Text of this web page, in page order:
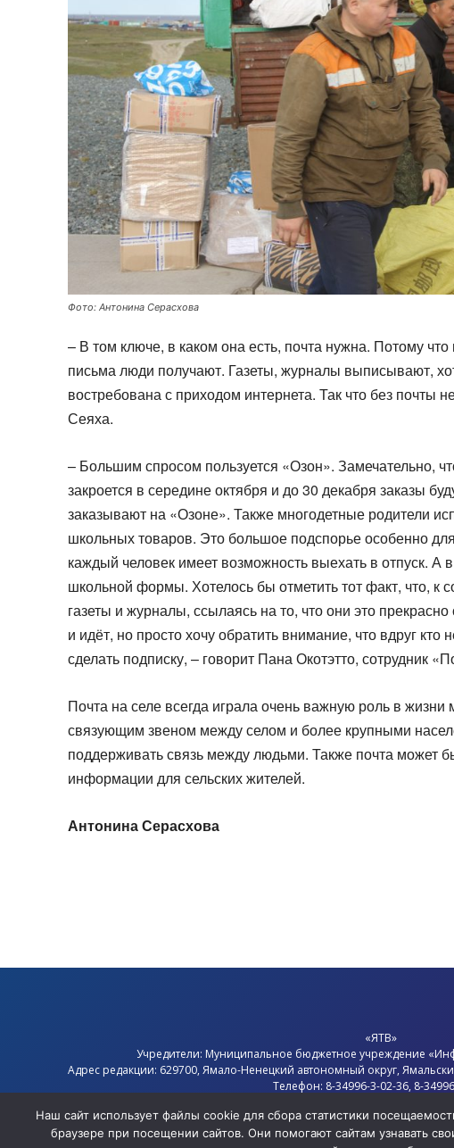
Фото: Антонина Серасхова
– В том ключе, в каком она есть, почта нужна. Потому
письма люди получают. Газеты, журналы выписывают,
востребована с приходом интернета. Так что без почты
Сеяха.
– Большим спросом пользуется «Озон». Замечательно,
закроется в середине октября и до 30 декабря заказы
заказывают на «Озоне». Также многодетные родители
школьных товаров. Это большое подспорье особенно
каждый человек имеет возможность выехать в отпуск. А
школьной формы. Хотелось бы отметить тот факт, что,
газеты и журналы, ссылаясь на то, что они это
и идёт, но просто хочу обратить внимание, что вдруг кто
сделать подписку, – говорит Пана Окотэтто, сотрудник
Почта на селе всегда играла очень важную роль в
связующим звеном между селом и более крупными
поддерживать связь между людьми. Также почта может
информации для сельских жителей.
Антонина Серасхова
«ЯТВ»
Учредители: Муниципальное бюджетное учреждение
Адрес редакции: 629700, Ямало-Ненецкий автономный округ,
Телефон: 8-34996-3-02-36, 8-
Главный редактор: Севостьянов Олег
Политика
Наш сайт использует файлы cookie для сбора статистики
браузере при посещении сайтов. Они помогают сайтам узнавать